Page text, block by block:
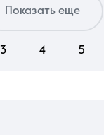
Показать еще
3 4 5